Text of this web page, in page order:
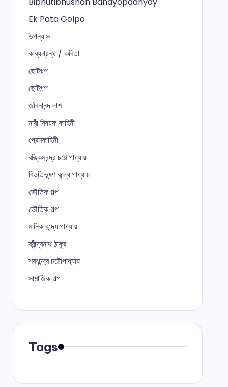
Ek Pata Golpo
উপন্যাস
কাব্যগ্রন্থ / কবিতা
ছোটগল্প
ছোটগল্প
জীবনানন্দ দাশ
নারী বিষয়ক কাহিনী
প্রেমকাহিনী
বঙ্কিমচন্দ্র চট্টোপাধ্যায়
বিভূতিভূষণ বন্দ্যোপাধ্যায়
ভৌতিক গল্প
ভৌতিক গল্প
মানিক বন্দ্যোপাধ্যায়
রবীন্দ্রনাথ ঠাকুর
শরৎচন্দ্র চট্টোপাধ্যায়
সামাজিক গল্প
Tags